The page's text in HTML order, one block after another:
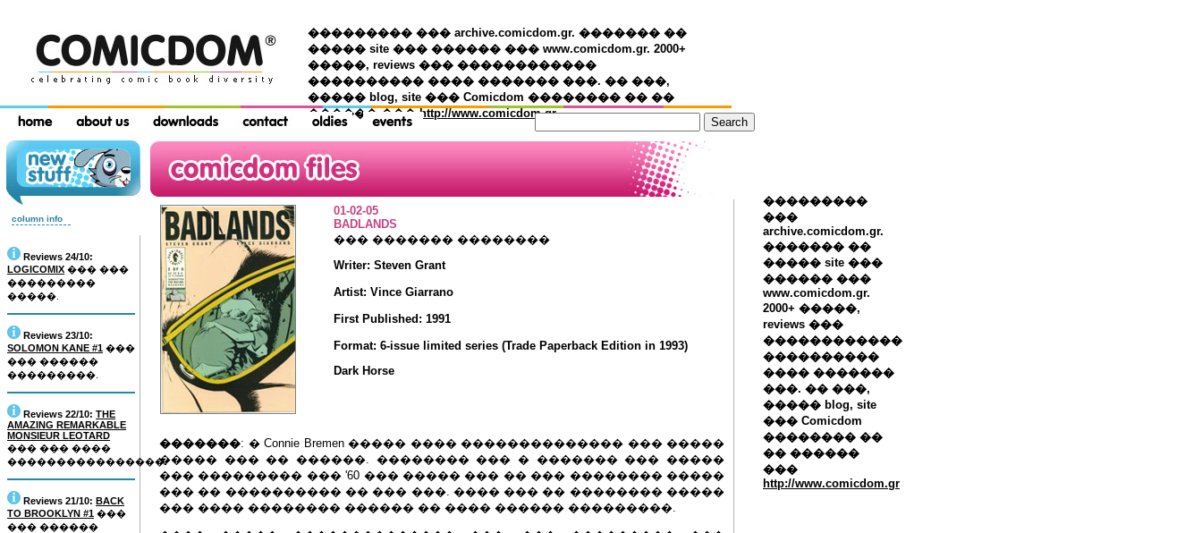
��������� ��� archive.comicdom.gr. ������� ��
����� site ��� ������ ��� www.comicdom.gr. 2000+
�����, reviews ��� ������������
���������� ���� ������� ���. �� ���,
����� blog, site ��� Comicdom �������� �� ��
������ ��� http://www.comicdom.gr
���������
���
archive.comicdom.gr.
������� ��
����� site ���
������ ���
www.comicdom.gr.
2000+ �����,
reviews ���
������������
����������
���� �������
���. �� ���,
����� blog, site
��� Comicdom
�������� ��
�� ������
���
http://www.comicdom.gr
column info
Reviews 24/10:
LOGICOMIX ��� ���
���������
�����.
Reviews 23/10:
SOLOMON KANE #1 ���
��� ������
���������.
Reviews 22/10: THE
AMAZING REMARKABLE
MONSIEUR LEOTARD
��� ��� ����
����������������.
Reviews 21/10: BACK
TO BROOKLYN #1 ���
��� ������
01-02-05
BADLANDS
��� ������� ��������
Writer: Steven Grant
Artist: Vince Giarrano
First Published: 1991
Format: 6-issue limited series (Trade Paperback Edition in 1993)
Dark Horse
�������: � Connie Bremen ����� ���� �������������� ��� �����
����� ��� �� ������. �������� ��� � ������� ��� �����
��� ��������� ��� '60 ��� ����� ��� �� ��� �������� �����
��� �� ���������� �� ��� ���. ���� ��� �� �������� �����
��� ���� �������� ������ �� ���� ������ ���������.